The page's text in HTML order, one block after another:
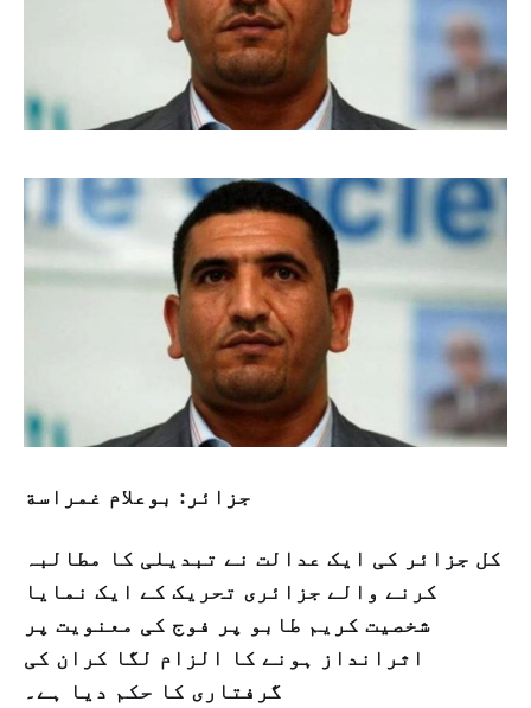
جزائر: بوعلام غمراسة
کل جزائر کی ایک عدالت نے تبدیلی کا مطالبہ
کرنے والے جزائری تحریک کے ایک نمایا
شخصیت كريم طابو پر فوج کی معنویت پر
اثرانداز ہونے کا الزام لگا کران کی
گرفتاری کا حکم دیا ہے۔